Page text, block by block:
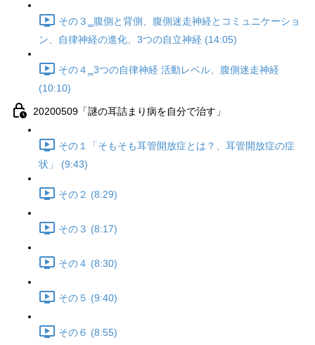
その３‗腹側と背側、腹側迷走神経とコミュニケーショ
ン、自律神経の進化、3つの自立神経 (14:05)
その４‗3つの自律神経 活動レベル、腹側迷走神経
(10:10)
20200509「謎の耳詰まり病を自分で治す」
その１「そもそも耳管開放症とは？、耳管開放症の症
状」 (9:43)
その２ (8:29)
その３ (8:17)
その４ (8:30)
その５ (9:40)
その６ (8:55)